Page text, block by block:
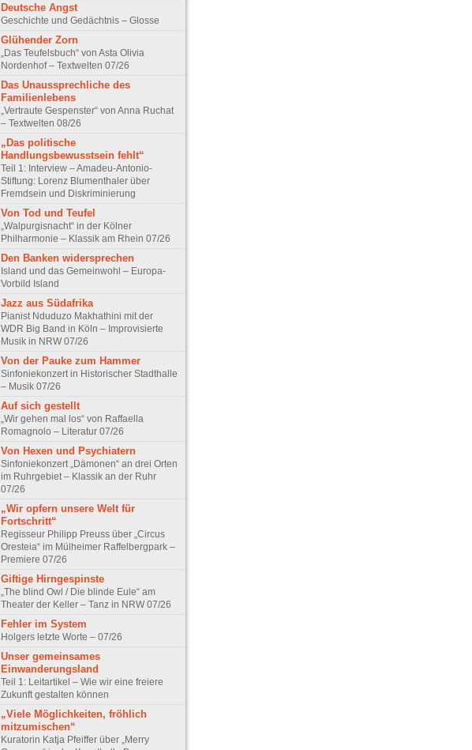
Deutsche Angst
Geschichte und Gedächtnis – Glosse
Glühender Zorn
„Das Teufelsbuch“ von Asta Olivia
Nordenhof – Textwelten 07/26
Das Unaussprechliche des
Familienlebens
„Vertraute Gespenster“ von Anna Ruchat
– Textwelten 08/26
„Das politische
Handlungsbewusstsein fehlt“
Teil 1: Interview – Amadeu-Antonio-
Stiftung: Lorenz Blumenthaler über
Fremdsein und Diskriminierung
Von Tod und Teufel
„Walpurgisnacht“ in der Kölner
Philharmonie – Klassik am Rhein 07/26
Den Banken widersprechen
Island und das Gemeinwohl – Europa-
Vorbild Island
Jazz aus Südafrika
Pianist Nduduzo Makhathini mit der
WDR Big Band in Köln – Improvisierte
Musik in NRW 07/26
Von der Pauke zum Hammer
Sinfoniekonzert in Historischer Stadthalle
– Musik 07/26
Auf sich gestellt
„Wir gehen mal los“ von Raffaella
Romagnolo – Literatur 07/26
Von Hexen und Psychiatern
Sinfoniekonzert „Dämonen“ an drei Orten
im Ruhrgebiet – Klassik an der Ruhr
07/26
„Wir opfern unsere Welt für
Fortschritt“
Regisseur Philipp Preuss über „Circus
Oresteia“ im Mülheimer Raffelbergpark –
Premiere 07/26
Giftige Hirngespinste
„The blind Owl / Die blinde Eule“ am
Theater der Keller – Tanz in NRW 07/26
Fehler im System
Holgers letzte Worte – 07/26
Unser gemeinsames
Einwanderungsland
Teil 1: Leitartikel – Wie wir eine freiere
Zukunft gestalten können
„Viele Möglichkeiten, fröhlich
mitzumischen“
Kuratorin Katja Pfeiffer über „Merry